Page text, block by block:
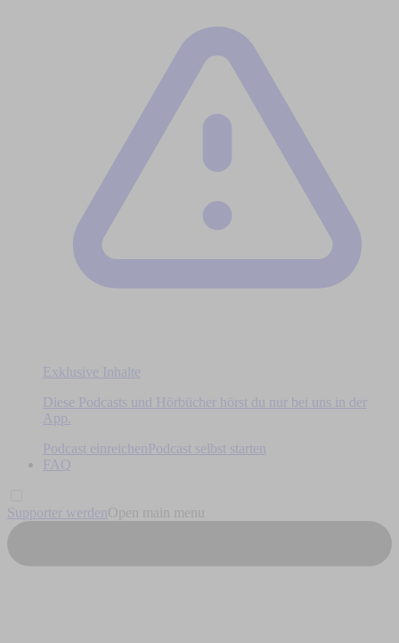
Exklusive Inhalte
Diese Podcasts und Hörbücher hörst du nur bei uns in der
App.
Podcast einreichen
Podcast selbst starten
FAQ
Supporter werden Open main menu